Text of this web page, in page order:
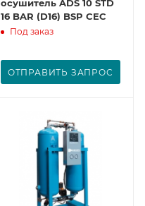
осушитель ADS 10 STD
16 BAR (D16) BSP CEC
Под заказ
ОТПРАВИТЬ ЗАПРОС